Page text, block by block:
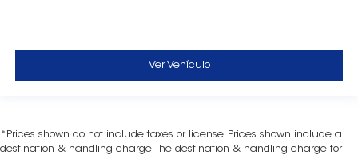
Ver Vehículo
*Prices shown do not include taxes or license. Prices shown include a
destination & handling charge. The destination & handling charge for